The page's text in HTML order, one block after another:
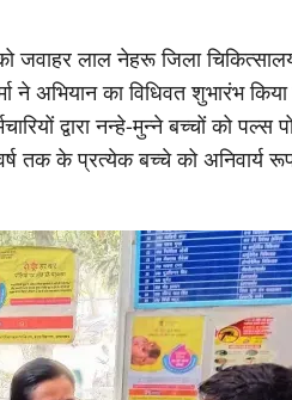
जवाहर लाल नेहरू जिला
ने अभियान का विधिवत शुभारंभ
द्वारा नन्हे-मुन्ने बच्चों को पल्स
तक के प्रत्येक बच्चे को अनिवार्य रूप